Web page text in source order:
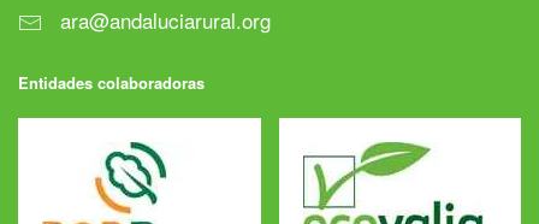
ara@andaluciarural.org
Entidades colaboradoras